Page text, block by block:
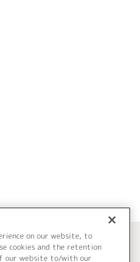
on our website, to
cookies and the retention
our website to/with our